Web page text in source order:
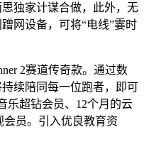
独家计谋合做，此外，无
网设备，可将“电线”霎时
2赛道传奇款。通过数
续陪同每一位跑者，即可
乐超钻会员、12个月的云
会员。引入优良教育资